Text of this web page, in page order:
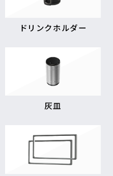
ドリンクホルダー
灰皿